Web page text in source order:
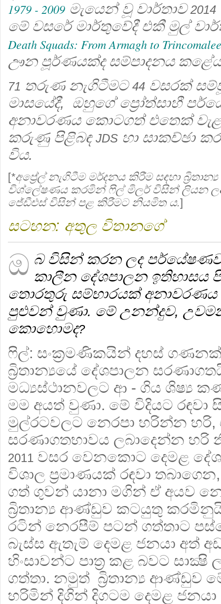
1979 - 2009 මැයෙන් වූ වාර්තාව2014
මේ වසරේ මාර්තුවේදී එකී මුල්
Death Squads: From Armagh to Trincomalee
ඌන පූර්ණයක්ද සම්පාදනය
71 තරුණ නැගිටීමට 44 වසරක්
මාසයේදී, ඔහුගේ ප්‍රෝත්සාහී
අනාවරණය කොටගත් එතෙක්
කරුණු පිළිබඳ JDS හා සාකච්ඡා
විය.
[*අප්‍රේල් නැගිටීම මර්දනය කිරීම සඳහා
විශ්ලේෂණය කරමින් ෆිල් මිලර් විසින් ලියන ලද
ජේඩීඑස් විසින් පළ කිරීමට නියමිත ය.]
සටහන: අතුල විතානගේ
ඔ බ විසින් කරන ලද
කාලීන දේශපාලන ඉතිහාසය
තොරතුරු සම්භාරයක්
පුළුවන් වුණා. මේ උනන්දුව,
කොහොමද?
ෆිල්: සංක්‍රමණිකයින් දහස්
බ්‍රිතාන්‍යයේ දේශපාලන
මධ්‍යස්ථානවලට ආ - ගිය ශිෂ්‍ය
මම අයත් වුණා. මේ විදියට
මුල්රටවලට නෙරපා හරින්න
සරණාගතභාවය ලබාදෙන්න හරි
2011 වසර වෙනකොට දෙමළ
විශාල ප්‍රමාණයක් රඳවා
ගත් ගුවන් යානා මගින් ඒ අයව
බ්‍රිතාන්‍ය ආණ්ඩුව කටයුතු
රටින් නෙරපීම් පටන් ගත්තාට
බැස්ස ඇතැම් දෙමළ ජනයා අත්
හිංසාවන්ට පාත්‍ර කළ බවට
ගත්තා. නමුත් බ්‍රිතාන්‍ය ආණ්ඩුව
හරිමින් දිගින් දිගටම දෙමළ